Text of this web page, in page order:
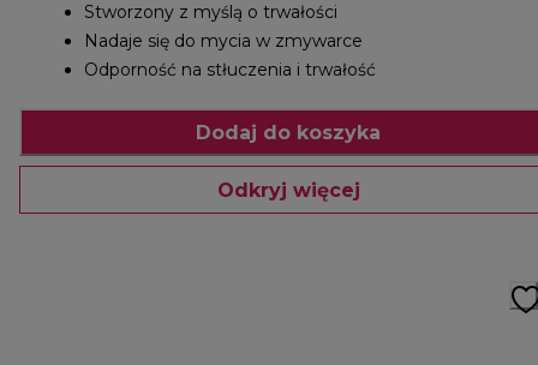
Stworzony z myślą o trwałości
Nadaje się do mycia w zmywarce
Odporność na stłuczenia i trwałość
Dodaj do koszyka
Odkryj więcej